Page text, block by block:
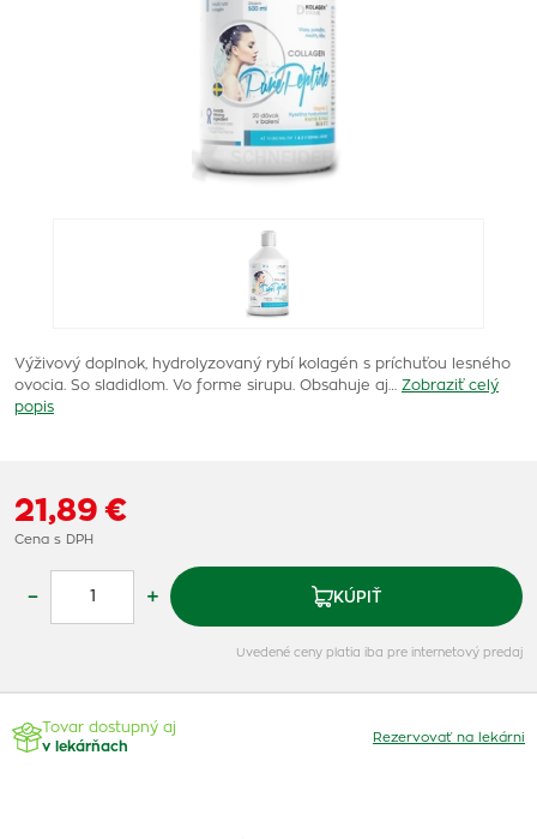
Výživový doplnok, hydrolyzovaný rybí kolagén s príchuťou lesného
ovocia. So sladidlom. Vo forme sirupu. Obsahuje aj…
Zobraziť celý
popis
21,89 €
Cena s DPH
– + KÚPIŤ
Uvedené ceny platia iba pre internetový predaj
Tovar dostupný aj
v lekárňach
Rezervovať na lekárni